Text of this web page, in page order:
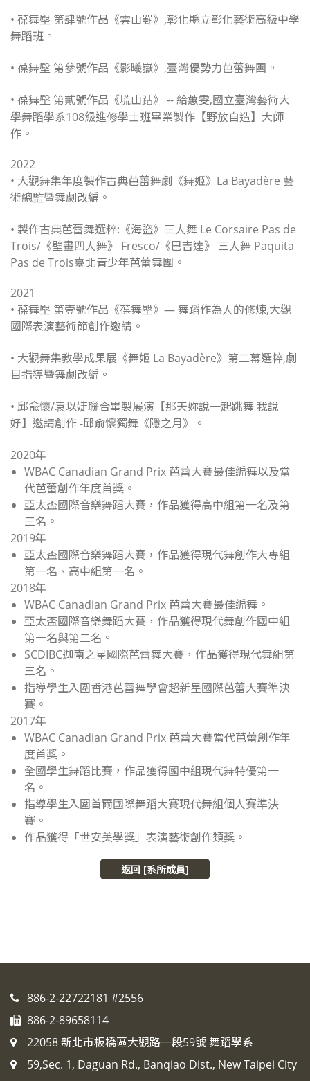
• 葆舞壂 第肆號作品《雲山罫》,彰化縣立彰化藝術高級中學
舞蹈班。
• 葆舞壂 第參號作品《影曦嶽》,臺灣優勢力芭蕾舞團。
• 葆舞壂 第貳號作品《塃山跍》 -- 給蕙雯,國立臺灣藝術大
學舞蹈學系108級進修學士班畢業製作【野放自造】大師
作。
2022
• 大觀舞集年度製作古典芭蕾舞劇《舞姬》La Bayadère 藝
術總監暨舞劇改編。
• 製作古典芭蕾舞選粹:《海盜》三人舞 Le Corsaire Pas de
Trois/《壁畫四人舞》 Fresco/《巴吉達》 三人舞 Paquita
Pas de Trois臺北青少年芭蕾舞團。
2021
• 葆舞壂 第壹號作品《葆舞壂》— 舞蹈作為人的修煉,大觀
國際表演藝術節創作邀請。
• 大觀舞集教學成果展《舞姬 La Bayadère》第二幕選粹,劇
目指導暨舞劇改編。
• 邱兪懷/袁以婕聯合畢製展演【那天妳說一起跳舞 我說
好】邀請創作 -邱俞懷獨舞《隱之月》。
2020年
WBAC Canadian Grand Prix 芭蕾大賽最佳編舞以及當
代芭蕾創作年度首獎。
亞太盃國際音樂舞蹈大賽，作品獲得高中組第一名及第
三名。
2019年
亞太盃國際音樂舞蹈大賽，作品獲得現代舞創作大專組
第一名、高中組第一名。
2018年
WBAC Canadian Grand Prix 芭蕾大賽最佳編舞。
亞太盃國際音樂舞蹈大賽，作品獲得現代舞創作國中組
第一名與第二名。
SCDIBC迦南之星國際芭蕾舞大賽，作品獲得現代舞組第
三名。
指導學生入圍香港芭蕾舞學會超新星國際芭蕾大賽準決
賽。
2017年
WBAC Canadian Grand Prix 芭蕾大賽當代芭蕾創作年
度首獎。
全國學生舞蹈比賽，作品獲得國中組現代舞特優第一
名。
指導學生入圍首爾國際舞蹈大賽現代舞組個人賽準決
賽。
作品獲得「世安美學獎」表演藝術創作類獎。
返回 [系所成員]
886-2-22722181 #2556
886-2-89658114
22058 新北市板橋區大觀路一段59號 舞蹈學系
59,Sec. 1, Daguan Rd., Banqiao Dist., New Taipei City